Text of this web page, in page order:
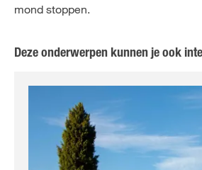
mond stoppen.
Deze onderwerpen kunnen je ook